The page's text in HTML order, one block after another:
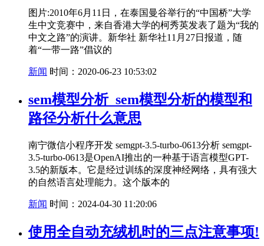
图片:2010年6月11日，在泰国曼谷举行的“中国桥”大学
生中文竞赛中，来自香港大学的柯秀英发表了题为“我的
中文之路”的演讲。新华社 新华社11月27日报道，随
着“一带一路”倡议的
新闻 时间：2020-06-23 10:53:02
sem模型分析_sem模型分析的模型和
路径分析什么意思
南宁微信小程序开发 semgpt-3.5-turbo-0613分析 semgpt-
3.5-turbo-0613是OpenAI推出的一种基于语言模型GPT-
3.5的新版本。它是经过训练的深度神经网络，具有强大
的自然语言处理能力。这个版本的
新闻 时间：2024-04-30 11:20:06
使用全自动充绒机时的三点注意事项!